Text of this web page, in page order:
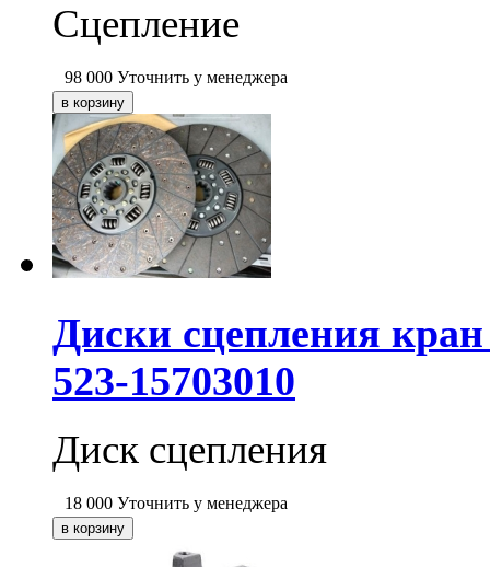
Сцепление
98 000 Уточнить у менеджера
Диски сцепления
523-15703010
Диск сцепления
18 000 Уточнить у менеджера